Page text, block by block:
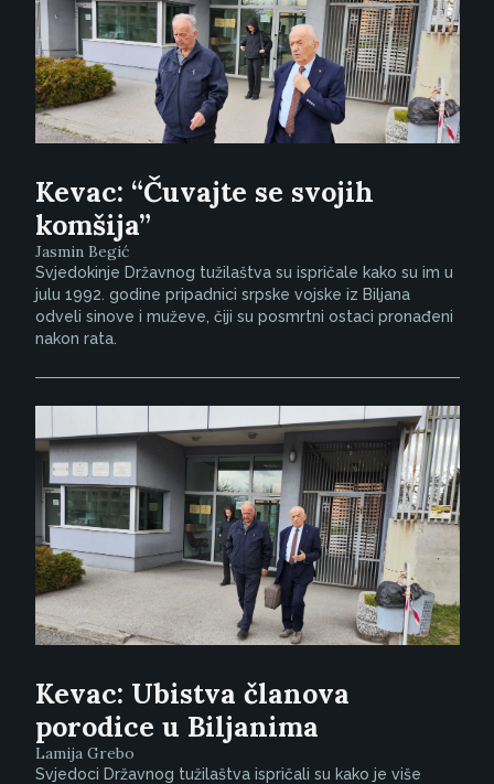
Kevac: “Čuvajte se svojih
komšija”
Jasmin Begić
Svjedokinje Državnog tužilaštva su ispričale kako su im u
julu 1992. godine pripadnici srpske vojske iz Biljana
odveli sinove i muževe, čiji su posmrtni ostaci pronađeni
nakon rata.
Kevac: Ubistva članova
porodice u Biljanima
Lamija Grebo
Svjedoci Državnog tužilaštva ispričali su kako je više